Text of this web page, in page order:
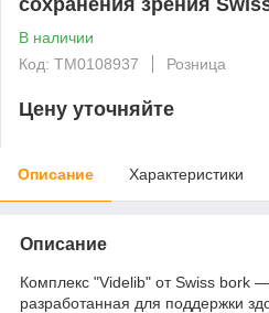
В наличии
Код: ТМ0108937
Розница
Цену уточняйте
Описание Характеристики
Описание
Комплекс "Videlib" от Swiss bork
разработанная для поддержки